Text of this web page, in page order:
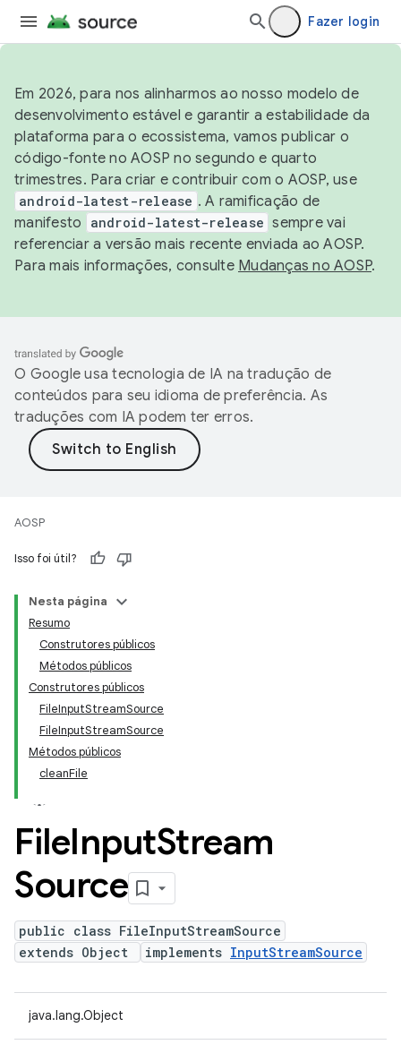
Fazer login
Em 2026, para nos alinharmos ao nosso modelo de
desenvolvimento estável e garantir a estabilidade da
plataforma para o ecossistema, vamos publicar o
código-fonte no AOSP no segundo e quarto
trimestres. Para criar e contribuir com o AOSP, use
android-latest-release . A ramificação de
manifesto
android-latest-release sempre vai
referenciar a versão mais recente enviada ao AOSP.
Para mais informações, consulte Mudanças no AOSP.
O Google usa tecnologia de IA na tradução de
conteúdos para seu idioma de preferência. As
traduções com IA podem ter erros.
AOSP
Isso foi útil?
Nesta página
Resumo
Construtores públicos
Métodos públicos
Construtores públicos
FileInputStreamSource
FileInputStreamSource
Métodos públicos
cleanFile
FileInputStream
Source
public class FileInputStreamSource
extends Object
implements InputStreamSource
java.lang.Object